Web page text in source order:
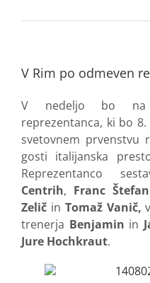
V Rim po odmeven
V nedeljo bo na
reprezentanca, ki bo
svetovnem prvenstvu
gosti italijanska
Reprezentanco
Centrih, Franc
Zelič in Tomaž Vanič,
trenerja Benjamin in
Jure Hochkraut.